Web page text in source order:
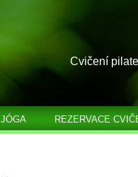
Cvičení
JÓGA REZERVACE